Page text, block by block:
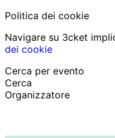
Politica dei cookie
Navigare su 3cket
dei cookie
Cerca per evento
Cerca
Organizzatore
Italiano